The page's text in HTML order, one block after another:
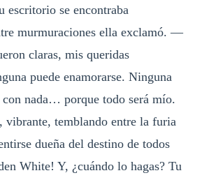
escritorio se encontraba
murmuraciones ella exclamó. —
claras, mis queridas
puede enamorarse. Ninguna
con nada… porque todo será mío.
temblando entre la furia
dueña del destino de todos
White! Y, ¿cuándo lo hagas? Tu